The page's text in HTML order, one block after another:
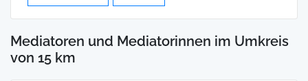
Mediatoren und Mediatorinnen im Umkreis
von 15 km